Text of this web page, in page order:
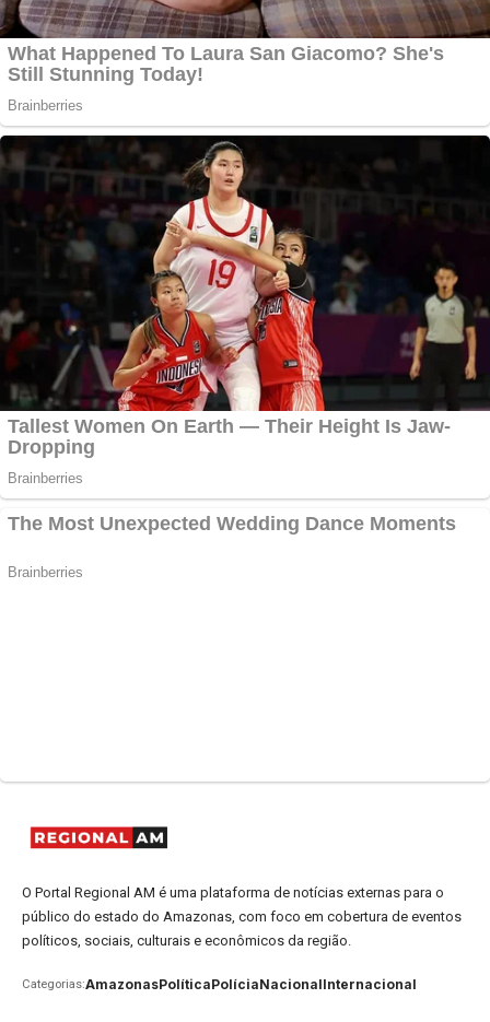
O Portal Regional AM é uma plataforma de notícias externas para o
público do estado do Amazonas, com foco em cobertura de eventos
políticos, sociais, culturais e econômicos da região.
Categorias:AmazonasPolíticaPolíciaNacionalInternacional